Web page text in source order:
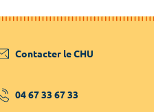
Contacter le CHU
04 67 33 67 33